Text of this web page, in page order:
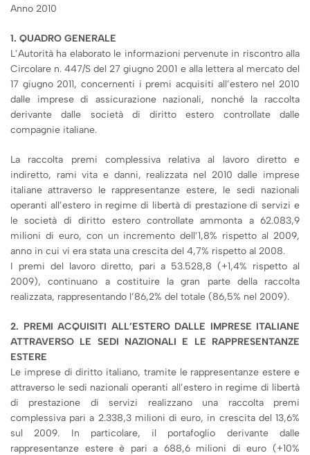
Anno 2010
1. QUADRO GENERALE
L’Autorità ha elaborato le informazioni pervenute in riscontro alla
Circolare n. 447/S del 27 giugno 2001 e alla lettera al mercato del
17 giugno 2011, concernenti i premi acquisiti all’estero nel 2010
dalle imprese di assicurazione nazionali, nonché la raccolta
derivante dalle società di diritto estero controllate dalle
compagnie italiane.
La raccolta premi complessiva relativa al lavoro diretto e
indiretto, rami vita e danni, realizzata nel 2010 dalle imprese
italiane attraverso le rappresentanze estere, le sedi nazionali
operanti all’estero in regime di libertà di prestazione di servizi e
le società di diritto estero controllate ammonta a 62.083,9
milioni di euro, con un incremento dell’1,8% rispetto al 2009,
anno in cui vi era stata una crescita del 4,7% rispetto al 2008.
I premi del lavoro diretto, pari a 53.528,8 (+1,4% rispetto al
2009), continuano a costituire la gran parte della raccolta
realizzata, rappresentando l’86,2% del totale (86,5% nel 2009).
2. PREMI ACQUISITI ALL’ESTERO DALLE IMPRESE ITALIANE
ATTRAVERSO LE SEDI NAZIONALI E LE RAPPRESENTANZE
ESTERE
Le imprese di diritto italiano, tramite le rappresentanze estere e
attraverso le sedi nazionali operanti all’estero in regime di libertà
di prestazione di servizi realizzano una raccolta premi
complessiva pari a 2.338,3 milioni di euro, in crescita del 13,6%
sul 2009. In particolare, il portafoglio derivante dalle
rappresentanze estere è pari a 688,6 milioni di euro (+10%